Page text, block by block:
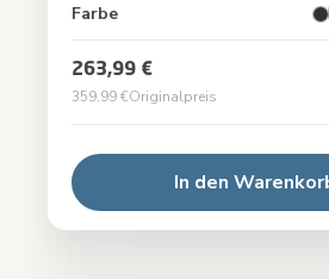
Farbe
263,99 €
359,99 €Originalpreis
In den